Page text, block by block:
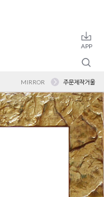
MIRROR 주문제작거울